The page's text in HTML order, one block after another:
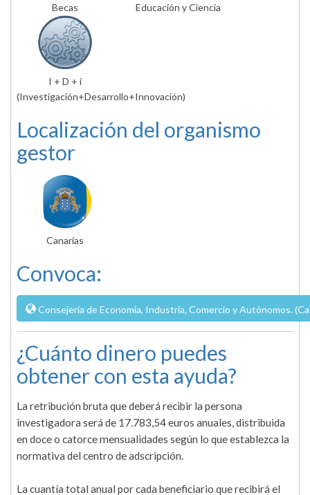
Becas Educación y Ciencia
I + D + i
(Investigación+Desarrollo+Innovación)
Localización del organismo
gestor
Canarias
Convoca:
Consejería de Economía, Industria, Comercio y Autónomos.
¿Cuánto dinero puedes
obtener con esta ayuda?
La retribución bruta que deberá recibir la persona
investigadora será de 17.783,54 euros anuales, distribuida
en doce o catorce mensualidades según lo que establezca la
normativa del centro de adscripción.
La cuantía total anual por cada beneficiario que recibirá el